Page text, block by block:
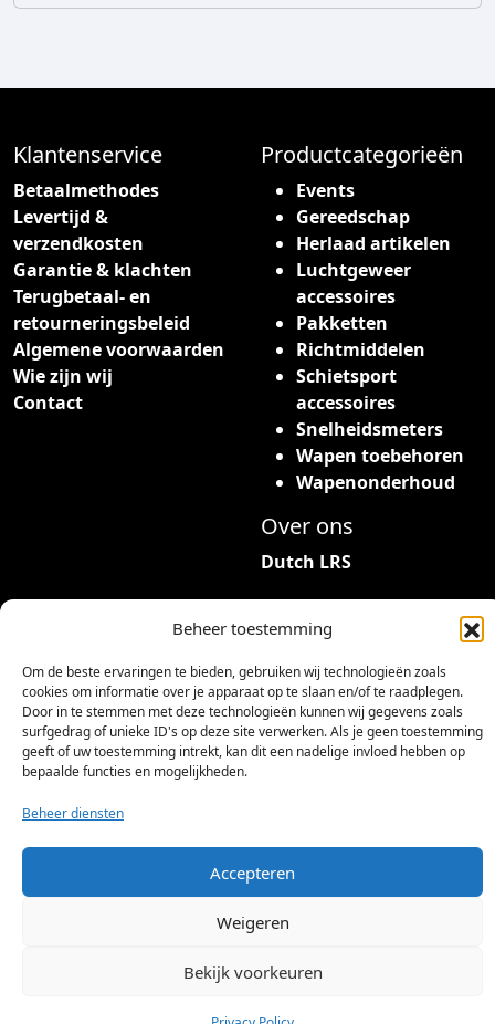
Beheer toestemming
Om de beste ervaringen te bieden, gebruiken wij technologieën zoals
cookies om informatie over je apparaat op te slaan en/of te raadplegen.
Door in te stemmen met deze technologieën kunnen wij gegevens zoals
surfgedrag of unieke ID's op deze site verwerken. Als je geen toestemming
geeft of uw toestemming intrekt, kan dit een nadelige invloed hebben op
bepaalde functies en mogelijkheden.
Beheer diensten
Accepteren
Weigeren
Bekijk voorkeuren
o
c
h
e
f
t
m
e
e
r
d
e
a
e
s
.
D
e
z
Klantenservice
Betaalmethodes
Levertijd &
verzendkosten
Garantie & klachten
Terugbetaal- en
retourneringsbeleid
Algemene voorwaarden
Wie zijn wij
Contact
Productcategorieën
Events
Gereedschap
Herlaad artikelen
Luchtgeweer
accessoires
Pakketten
Richtmiddelen
Schietsport
accessoires
Snelheidsmeters
Wapen toebehoren
Wapenonderhoud
Over ons
Dutch LRS
Adres: Hambeukerboord
35
(geen bezoekadres)
info@dutchlrs.nl
+31 45 2123953
2026 Dutch LRS